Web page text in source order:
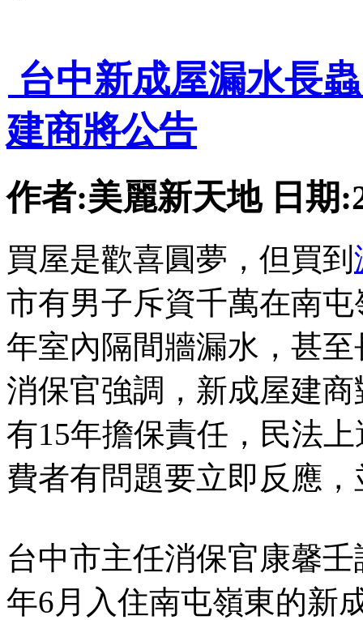
台中新成屋漏水長
建商將公告
作者:美麗新天地 日期
買屋是歡喜圓夢，但買到
市有男子斥資千萬在南
年室內隔間牆漏水，甚至
消保官強調，新成屋建
有15年擔保責任，民法
費者有問題要立即反應
台中市主任消保官康馨
年6月入住南屯嶺東的新